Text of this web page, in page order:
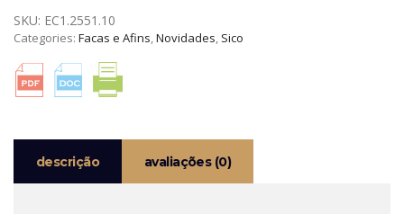
-
FACA
LEGUMES
10
SKU: EC1.2551.10
Categories: Facas e Afins,Novidades, Sico
descrição avaliações (0)